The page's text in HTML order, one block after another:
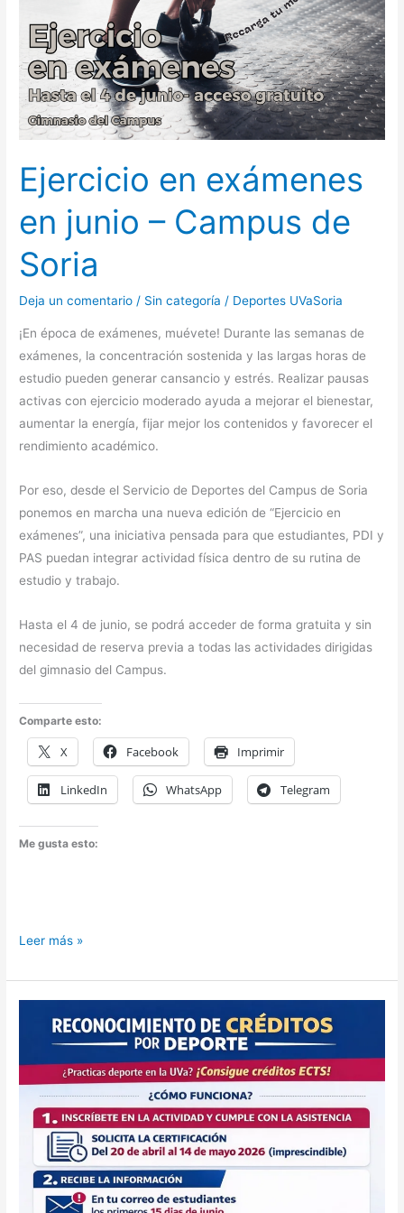
Ejercicio en exámenes
en junio – Campus de
Soria
Deja un comentario / Sin categoría / Deportes UVaSoria
¡En época de exámenes, muévete! Durante las semanas de
exámenes, la concentración sostenida y las largas horas de
estudio pueden generar cansancio y estrés. Realizar pausas
activas con ejercicio moderado ayuda a mejorar el bienestar,
aumentar la energía, fijar mejor los contenidos y favorecer el
rendimiento académico.
Por eso, desde el Servicio de Deportes del Campus de Soria
ponemos en marcha una nueva edición de “Ejercicio en
exámenes”, una iniciativa pensada para que estudiantes, PDI y
PAS puedan integrar actividad física dentro de su rutina de
estudio y trabajo.
Hasta el 4 de junio, se podrá acceder de forma gratuita y sin
necesidad de reserva previa a todas las actividades dirigidas
del gimnasio del Campus.
Comparte esto:
X Facebook Imprimir
LinkedIn WhatsApp Telegram
Me gusta esto:
Ejercicio
exámenes
Campus
Soria
Leer más »